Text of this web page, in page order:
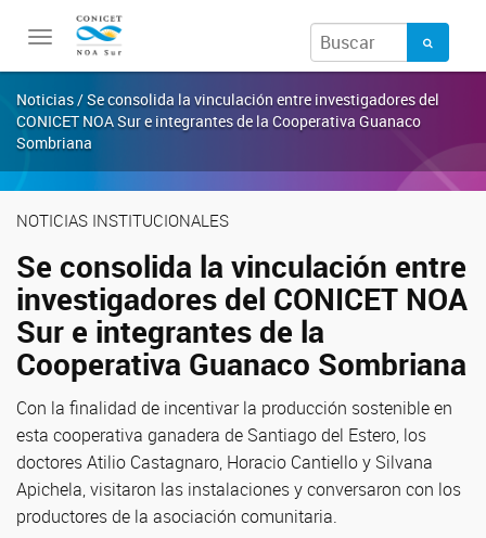
Toggle
navigation
Noticias / Se consolida la vinculación entre investigadores del
CONICET NOA Sur e integrantes de la Cooperativa Guanaco
Sombriana
NOTICIAS INSTITUCIONALES
Se consolida la vinculación entre
investigadores del CONICET NOA
Sur e integrantes de la
Cooperativa Guanaco Sombriana
Con la finalidad de incentivar la producción sostenible en
esta cooperativa ganadera de Santiago del Estero, los
doctores Atilio Castagnaro, Horacio Cantiello y Silvana
Apichela, visitaron las instalaciones y conversaron con los
productores de la asociación comunitaria.